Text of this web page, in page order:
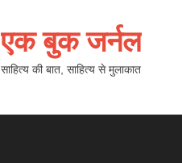
एक बुक जर्नल
साहित्य की बात, साहित्य से मुलाकात